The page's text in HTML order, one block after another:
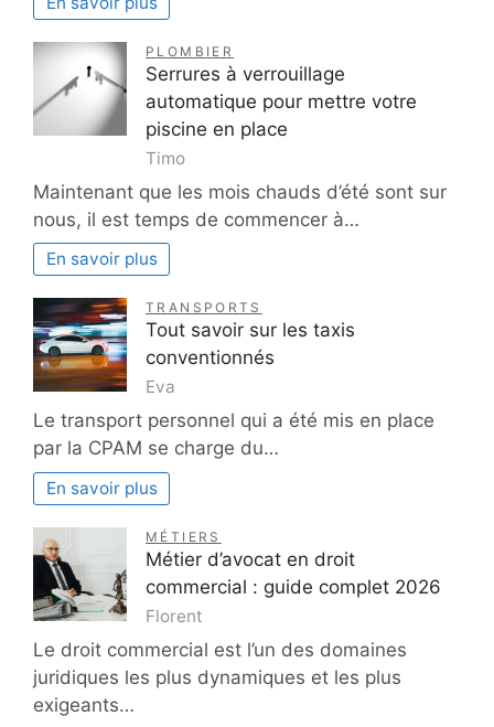
PLOMBIER
Serrures à verrouillage
automatique pour mettre votre
piscine en place
Timo
Maintenant que les mois chauds d’été sont sur
nous, il est temps de commencer à…
En savoir plus
TRANSPORTS
Tout savoir sur les taxis
conventionnés
Eva
Le transport personnel qui a été mis en place
par la CPAM se charge du…
En savoir plus
MÉTIERS
Métier d’avocat en droit
commercial : guide complet 2026
Florent
Le droit commercial est l’un des domaines
juridiques les plus dynamiques et les plus
exigeants…